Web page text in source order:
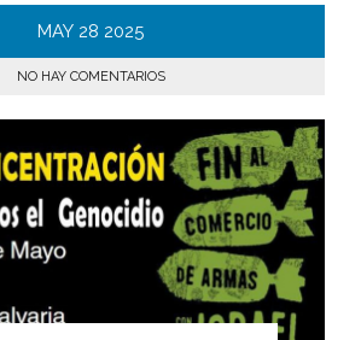
MAY 28 2025
NO HAY COMENTARIOS